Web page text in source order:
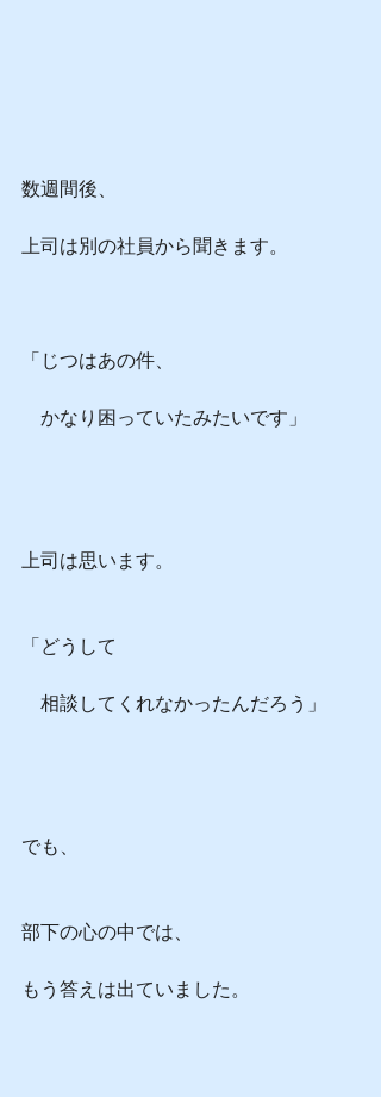
数週間後、
上司は別の社員から聞きます。
「じつはあの件、
かなり困っていたみたいです」
上司は思います。
「どうして
相談してくれなかったんだろう」
でも、
部下の心の中では、
もう答えは出ていました。